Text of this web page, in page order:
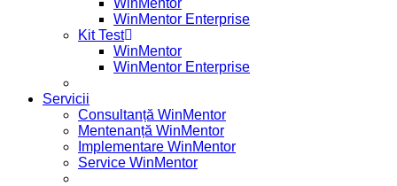
WinMentor
WinMentor Enterprise
Kit Test
WinMentor
WinMentor Enterprise
Servicii
Consultanță WinMentor
Mentenanță WinMentor
Implementare WinMentor
Service WinMentor